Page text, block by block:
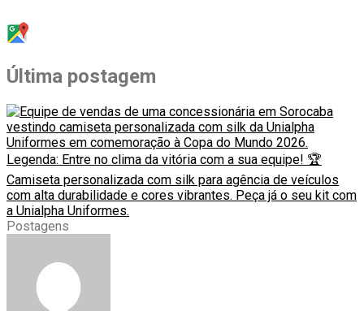
Última postagem
Postagens